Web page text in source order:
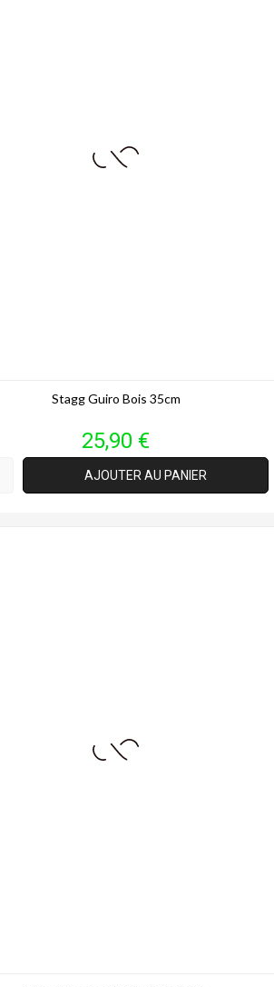
Stagg Guiro Bois 35cm
Prix
25,90 €
AJOUTER AU PANIER